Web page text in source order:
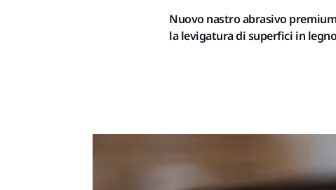
Nuovo nastro abrasivo
la levigatura di superfici in